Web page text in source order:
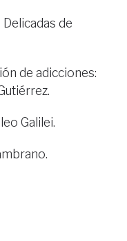
de
de adicciones:
Galilei.